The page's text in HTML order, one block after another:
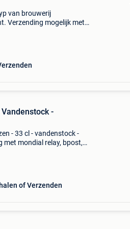
van brouwerij
Verzending mogelijk met
-
- 33 cl - vandenstock -
met mondial relay, bpost,
of Verzenden